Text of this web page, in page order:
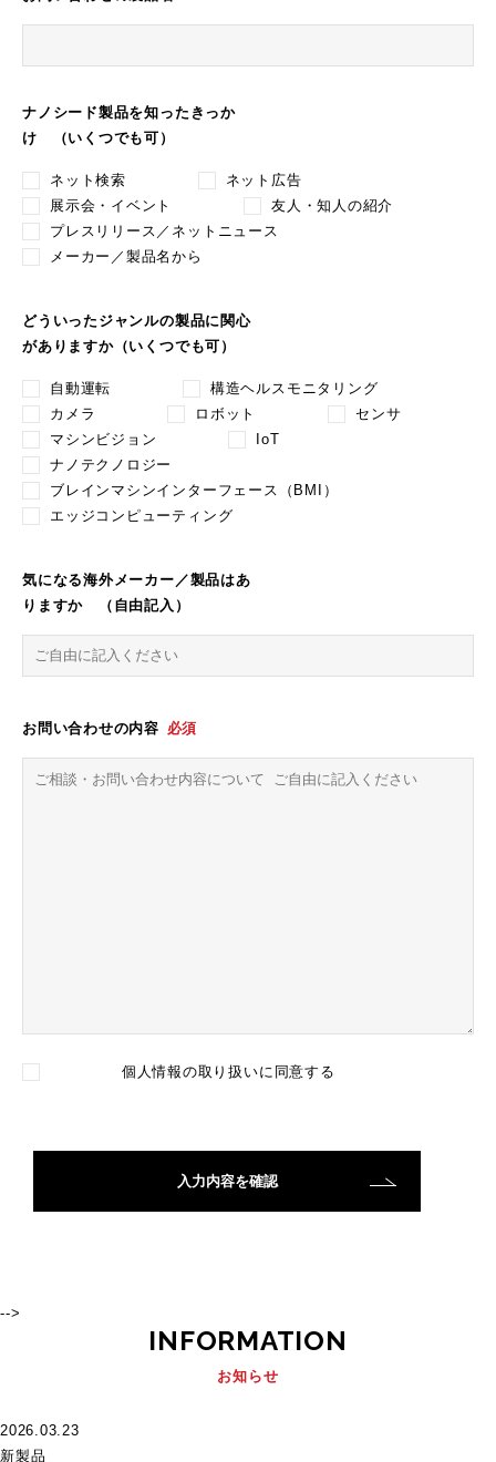
ナノシード製品を知ったきっか
け （いくつでも可）
ネット検索
ネット広告
展示会・イベント
友人・知人の紹介
プレスリリース／ネットニュース
メーカー／製品名から
どういったジャンルの製品に関心
がありますか（いくつでも可）
自動運転
構造ヘルスモニタリング
カメラ
ロボット
センサ
マシンビジョン
IoT
ナノテクノロジー
ブレインマシンインターフェース（BMI）
エッジコンピューティング
気になる海外メーカー／製品はあ
りますか （自由記入）
お問い合わせの内容 必須
個人情報の取り扱いに同意する
-->
INFORMATION
お知らせ
2026.03.23
新製品